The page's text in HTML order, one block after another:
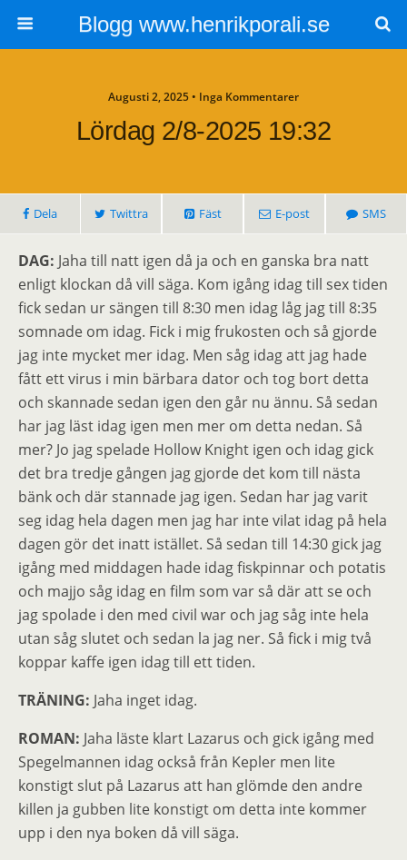
Blogg www.henrikporali.se
Augusti 2, 2025 • Inga Kommentarer
Lördag 2/8-2025 19:32
Dela Twittra Fäst E-post SMS
DAG: Jaha till natt igen då ja och en ganska bra natt
enligt klockan då vill säga. Kom igång idag till sex tiden
fick sedan ur sängen till 8:30 men idag låg jag till 8:35
somnade om idag. Fick i mig frukosten och så gjorde
jag inte mycket mer idag. Men såg idag att jag hade
fått ett virus i min bärbara dator och tog bort detta
och skannade sedan igen den går nu ännu. Så sedan
har jag läst idag igen men mer om detta nedan. Så
mer? Jo jag spelade Hollow Knight igen och idag gick
det bra tredje gången jag gjorde det kom till nästa
bänk och där stannade jag igen. Sedan har jag varit
seg idag hela dagen men jag har inte vilat idag på hela
dagen gör det inatt istället. Så sedan till 14:30 gick jag
igång med middagen hade idag fiskpinnar och potatis
och majjo såg idag en film som var så där att se och
jag spolade i den med civil war och jag såg inte hela
utan såg slutet och sedan la jag ner. Så fick i mig två
koppar kaffe igen idag till ett tiden.
TRÄNING: Jaha inget idag.
ROMAN: Jaha läste klart Lazarus och gick igång med
Spegelmannen idag också från Kepler men lite
konstigt slut på Lazarus att han glömde den andre
killen ja gubben lite konstigt om detta inte kommer
upp i den nya boken då vill säga.